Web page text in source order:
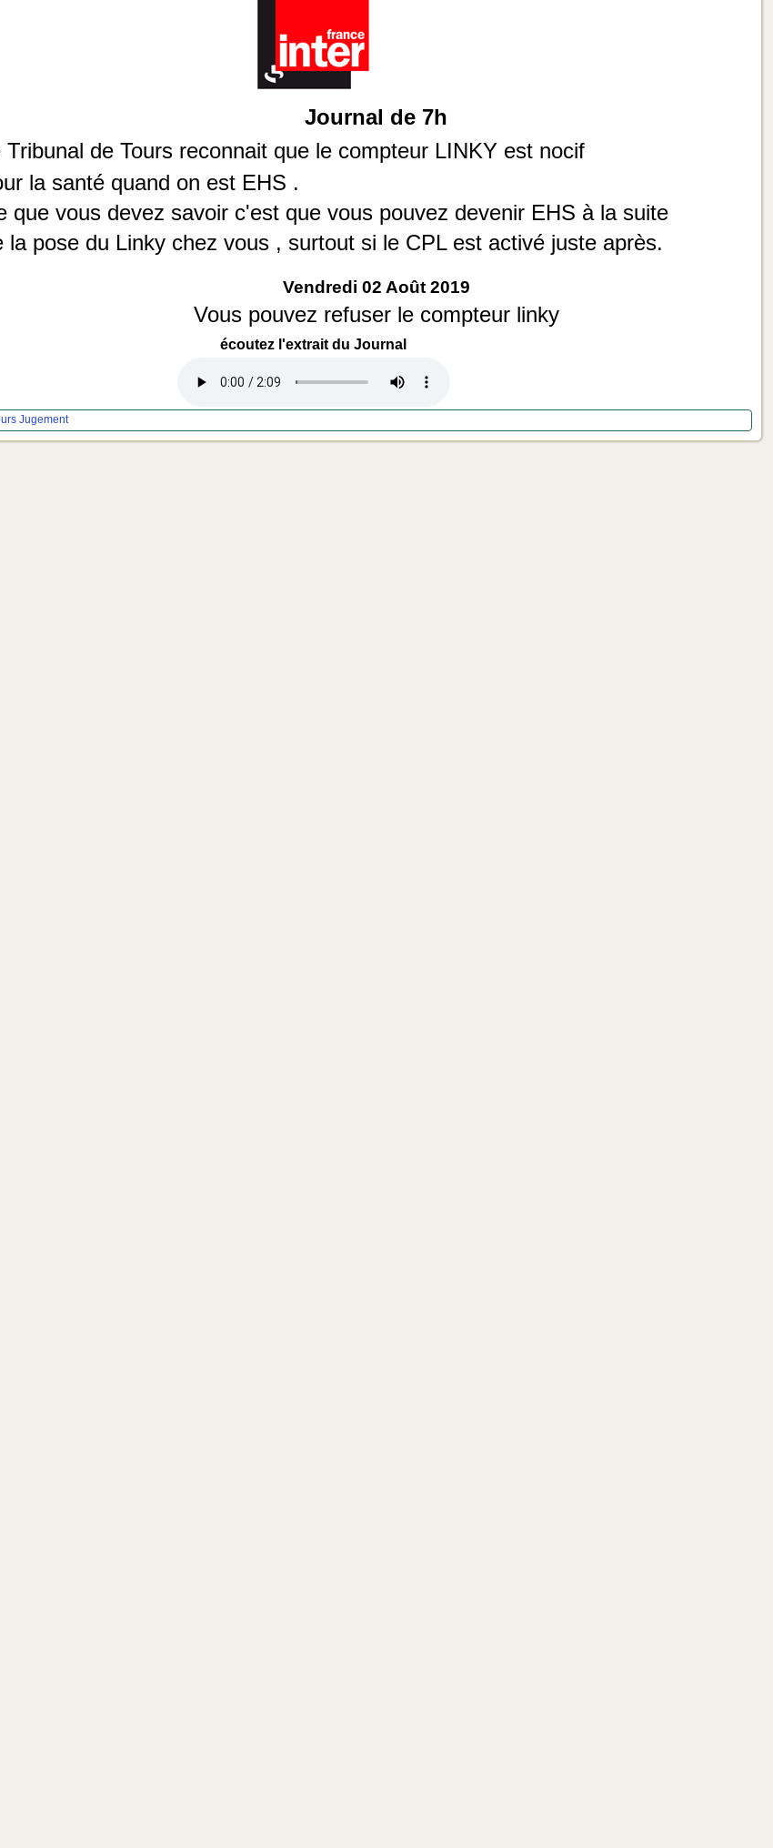
Journal de 7h
Tribunal de Tours reconnait que le compteur LINKY est nocif
la santé quand on est EHS .
que vous devez savoir c'est que vous pouvez devenir EHS à la suite
la pose du Linky chez vous , surtout si le CPL est activé juste après.
Vendredi 02 Août 2019
Vous pouvez refuser le compteur linky
écoutez l'extrait du Journal
Jugement